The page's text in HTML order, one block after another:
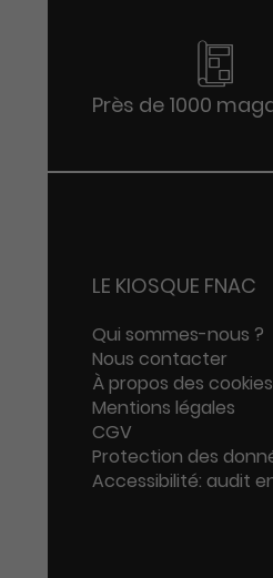
Près de 1000
LE KIOSQUE FNAC
Qui sommes-nous ?
Nous contacter
À propos des cookies
Mentions légales
CGV
Protection des
Accessibilité: audit